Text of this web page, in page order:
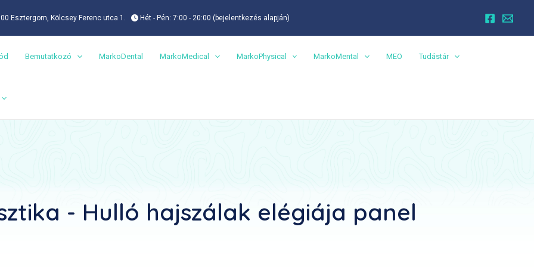
Esztergom, Kölcsey Ferenc utca 1. Hét - Pén: 7:00 - 20:00 (bejelentkezés alapján)
Bemutatkozó MarkoDental MarkoMedical MarkoPhysical MarkoMental MEO Tudástár
- Hulló hajszálak elégiája panel